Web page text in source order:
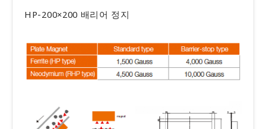
HP-200×200 배리어 정지